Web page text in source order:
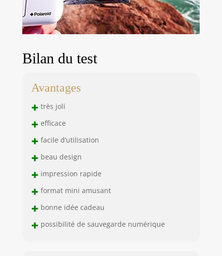
Bilan du test
Avantages
+ très joli
+ efficace
+ facile d’utilisation
+ beau design
+ impression rapide
+ format mini amusant
+ bonne idée cadeau
+ possibilité de sauvegarde numérique